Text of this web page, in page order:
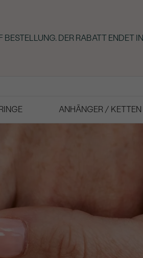
DER RABATT ENDET IN
ANHÄNGER / KETTEN